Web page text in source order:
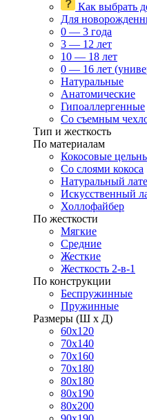
Как выбрать
Для
0 — 3 года
3 — 12 лет
10 — 18 лет
0 — 16 лет
Натуральные
Анатомические
Гипоаллергенные
Со съемным
Тип и жесткость
По материалам
Кокосовые
Со слоями кокоса
Натуральный
Искусственный
Холлофайбер
По жесткости
Мягкие
Средние
Жесткие
Жесткость 2-в-1
По конструкции
Беспружинные
Пружинные
Размеры (Ш х Д)
60х120
70х140
70х160
70х180
80х180
80х190
80х200